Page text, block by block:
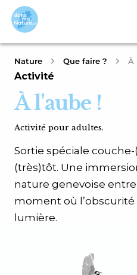
Nature Que faire ? À
Activité
À l'aube !
Activité pour adultes.
Sortie spéciale
(très)tôt. Une
nature genevoise
moment où l’obscurité
lumière.